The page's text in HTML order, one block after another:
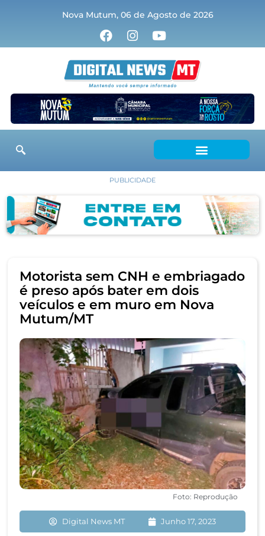
Nova Mutum, 06 de Agosto de 2026
PUBLICIDADE
Motorista sem CNH e embriagado
é preso após bater em dois
veículos e em muro em Nova
Mutum/MT
Foto: Reprodução
Digital News MT Junho 17, 2023